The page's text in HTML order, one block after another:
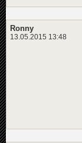
Ronny
13.05.2015 13:48